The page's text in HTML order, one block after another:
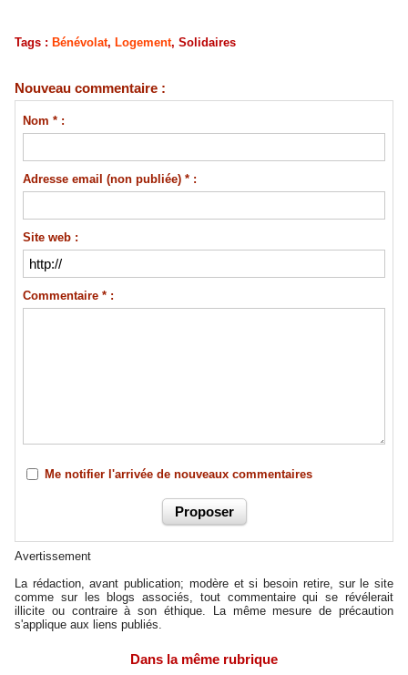
Tags : Bénévolat, Logement, Solidaires
Nouveau commentaire :
Nom * :
Adresse email (non publiée) * :
Site web :
Commentaire * :
Me notifier l'arrivée de nouveaux commentaires
Avertissement
La rédaction, avant publication; modère et si besoin retire, sur le site
comme sur les blogs associés, tout commentaire qui se révélerait
illicite ou contraire à son éthique. La même mesure de précaution
s'applique aux liens publiés.
Dans la même rubrique